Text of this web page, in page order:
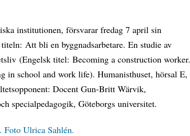
institutionen, försvarar fredag 7 april sin
Att bli en byggnadsarbetare. En studie av
(Engelsk titel: Becoming a construction worker.
in school and work life). Humanisthuset, hörsal E,
Docent Gun-Britt Wärvik,
specialpedagogik, Göteborgs universitet.
Ulrica Sahlén.